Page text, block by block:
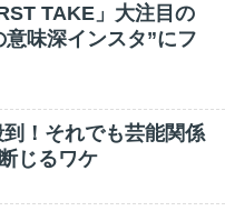
TAKE」大注目の
味深インスタ”にフ
！それでも芸能関係
じるワケ